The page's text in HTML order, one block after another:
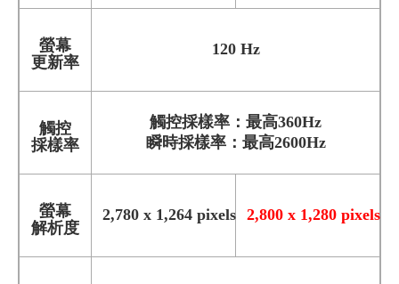
螢幕
更新率
120 Hz
觸控
採樣率
觸控採樣率：最高360Hz
瞬時採樣率：最高2600Hz
螢幕
解析度
2,780 x 1,264 pixels 2,800 x 1,280 pixels